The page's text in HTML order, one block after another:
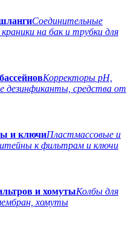
Соединительные
на бак и трубки для
Корректоры рН,
дезинфиканты, средства от
и ключиПластмассовые и
к фильтрам и ключи
и хомутыКолбы для
хомуты